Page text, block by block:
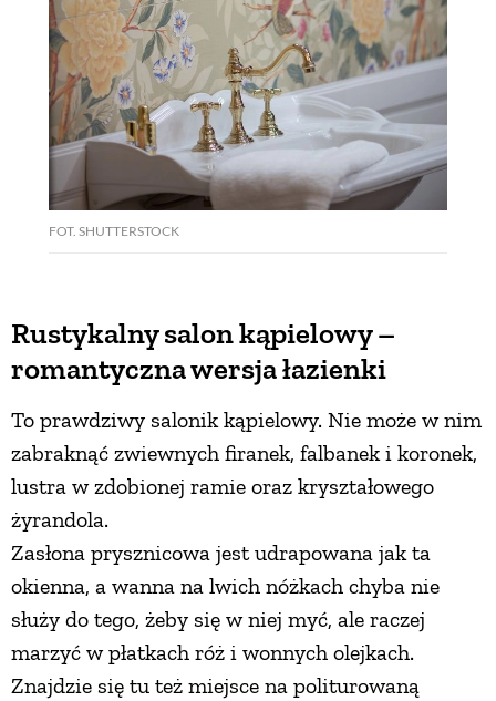
FOT. SHUTTERSTOCK
Rustykalny salon kąpielowy –
romantyczna wersja łazienki
To prawdziwy salonik kąpielowy. Nie może w nim
zabraknąć zwiewnych firanek, falbanek i koronek,
lustra w zdobionej ramie oraz kryształowego
żyrandola.
Zasłona prysznicowa jest udrapowana jak ta
okienna, a wanna na lwich nóżkach chyba nie
służy do tego, żeby się w niej myć, ale raczej
marzyć w płatkach róż i wonnych olejkach.
Znajdzie się tu też miejsce na politurowaną